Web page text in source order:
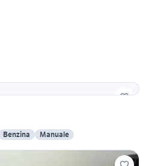
Benzina Manuale